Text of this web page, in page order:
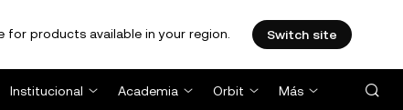
products available in your region. Switch site
Institucional Academia Orbit Más